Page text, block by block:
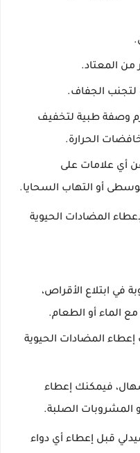
من المعتاد.
لتجنب الجفاف.
وصفة طبية لتخفيف
الحرارة.
أي علامات على
أو التهاب السحايا.
المضادات الحيوية
في ابتلاع الأقراص،
الماء أو الطعام.
إعطاء المضادات الحيوية
فيمكنك إعطاء
المشروبات الصلبة.
قبل إعطاء أي دواء